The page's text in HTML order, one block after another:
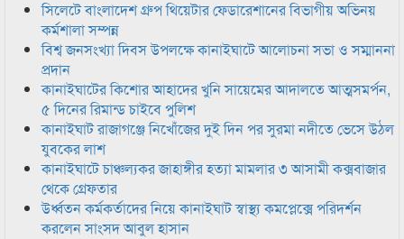
সিলেটে বাংলাদেশ গ্রুপ থিয়েটার ফেডারেশানের বিভাগীয় অভিনয়
কর্মশালা সম্পন্ন
বিশ্ব জনসংখ্যা দিবস উপলক্ষে কানাইঘাটে আলোচনা সভা ও সম্মাননা
প্রদান
কানাইঘাটের কিশোর আহাদের খুনি সায়েমের আদালতে আত্মসমর্পন,
৫ দিনের রিমান্ড চাইবে পুলিশ
কানাইঘাট রাজাগঞ্জে নিখোঁজের দুই দিন পর সুরমা নদীতে ভেসে উঠল
যুবকের লাশ
কানাইঘাটে চাঞ্চল্যকর জাহাঙ্গীর হত্যা মামলার ৩ আসামী কক্সবাজার
থেকে গ্রেফতার
উর্ধ্বতন কর্মকর্তাদের নিয়ে কানাইঘাট স্বাস্থ্য কমপ্লেক্সে পরিদর্শন
করলেন সাংসদ আবুল হাসান